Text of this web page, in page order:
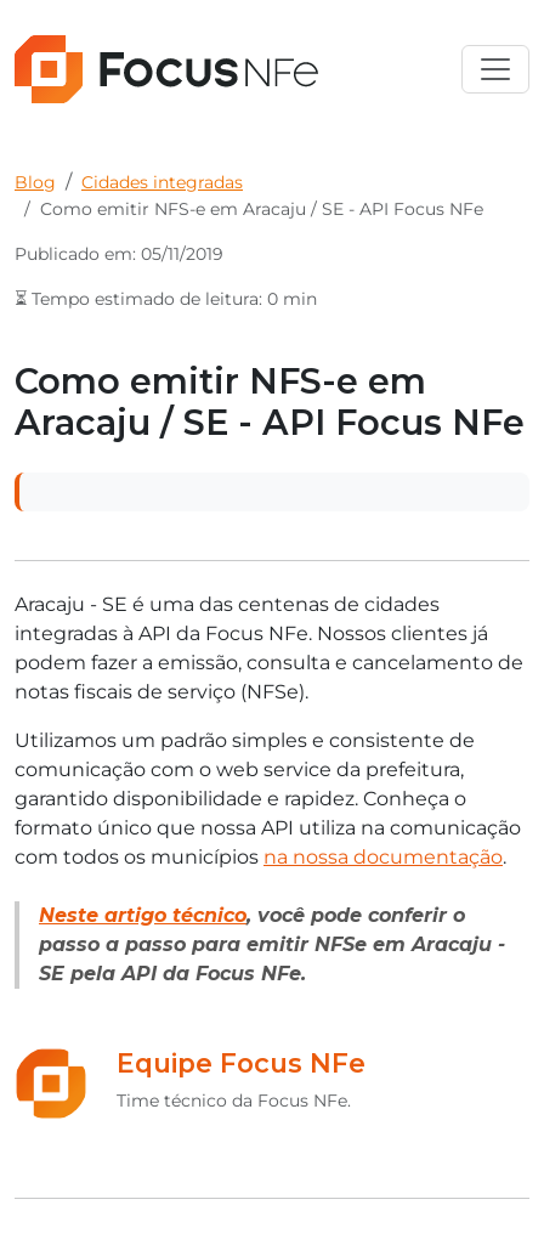
Blog
Cidades integradas
Como emitir NFS-e em Aracaju / SE - API Focus NFe
Publicado em: 05/11/2019
⏳ Tempo estimado de leitura: 0 min
Como emitir NFS-e em
Aracaju / SE - API Focus NFe
Aracaju - SE é uma das centenas de cidades
integradas à API da Focus NFe. Nossos clientes já
podem fazer a emissão, consulta e cancelamento de
notas fiscais de serviço (NFSe).
Utilizamos um padrão simples e consistente de
comunicação com o web service da prefeitura,
garantido disponibilidade e rapidez. Conheça o
formato único que nossa API utiliza na comunicação
com todos os municípios na nossa documentação.
Neste artigo técnico, você pode conferir o
passo a passo para emitir NFSe em Aracaju -
SE pela API da Focus NFe.
Equipe Focus NFe
Time técnico da Focus NFe.